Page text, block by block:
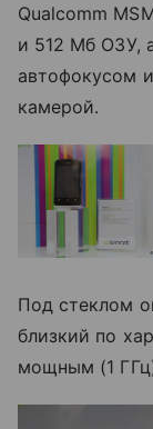
Qualcomm
и 512 Мб ОЗУ,
автофокусом
камерой.
Под стеклом
близкий по
мощным (1